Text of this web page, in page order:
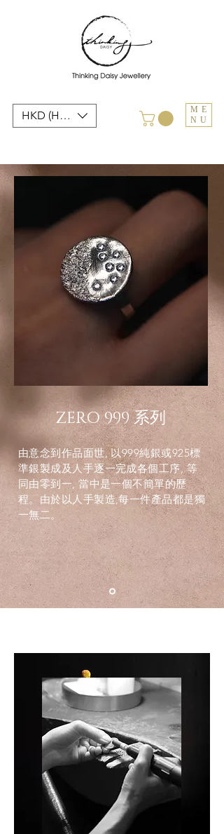
HKD (HK$)
ME
NU
ZERO 999系列
由意念到作品面世, 以999純銀或925標
準銀製成及人手逐一完成各個工序, 等
同由零到一, 當中是一個不簡單的歷
程。由於以人手製造,每一件產品都是獨
一無二。